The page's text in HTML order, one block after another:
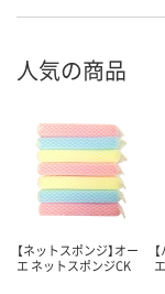
人気の商品
【ネットスポンジ】オー
エ ネットスポンジCK